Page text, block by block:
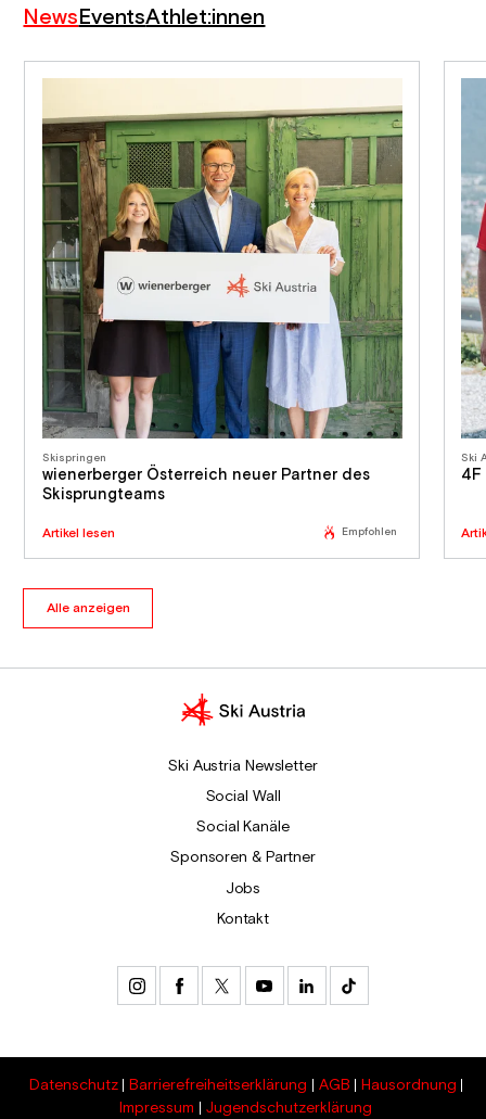
NewsEventsAthlet:innen
Skispringen
wienerberger Österreich neuer Partner des
Skisprungteams
Artikel lesen Empfohlen
Ski
4F
Alle anzeigen
Ski Austria Newsletter
Social Wall
Social Kanäle
Sponsoren & Partner
Jobs
Kontakt
Datenschutz Barrierefreiheitserklärung AGB
Hausordnung
Impressum
Jugendschutzerklärung